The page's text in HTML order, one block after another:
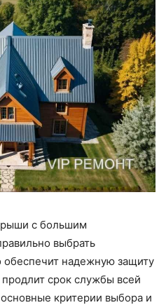
с большим
выбрать
обеспечит надежную защиту
срок службы всей
критерии выбора и